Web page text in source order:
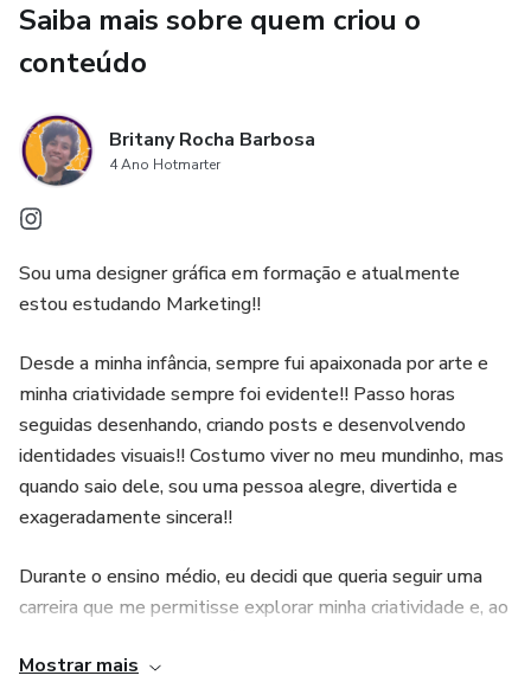
Saiba mais sobre quem criou o
conteúdo
Britany Rocha Barbosa
4 Ano Hotmarter
Sou uma designer gráfica em formação e atualmente
estou estudando Marketing!!
Desde a minha infância, sempre fui apaixonada por arte e
minha criatividade sempre foi evidente!! Passo horas
seguidas desenhando, criando posts e desenvolvendo
identidades visuais!! Costumo viver no meu mundinho, mas
quando saio dele, sou uma pessoa alegre, divertida e
exageradamente sincera!!
Durante o ensino médio, eu decidi que queria seguir uma
carreira que me permitisse explorar minha criatividade e, ao
caminho do Marketing e do Designer Gráfico, e posso
Mostrar mais